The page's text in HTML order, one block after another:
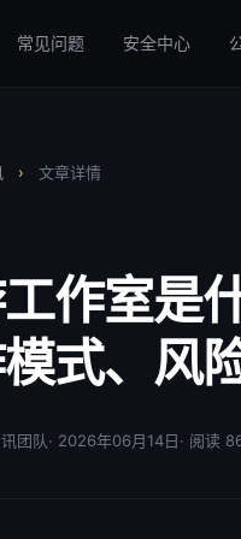
常见问题 安全中心
› 文章详情
作室是
式、风
团队· 2026年06月14日· 阅读